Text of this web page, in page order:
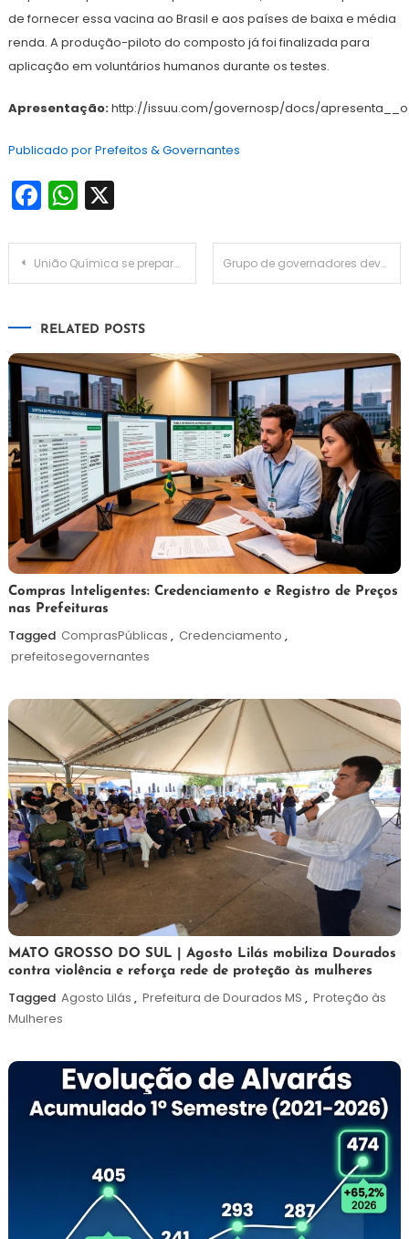
de fornecer essa vacina ao Brasil e aos países de baixa e média
renda. A produção-piloto do composto já foi finalizada para
aplicação em voluntários humanos durante os testes.
Apresentação:http://issuu.com/governosp/docs/
Publicado por Prefeitos & Governantes
Facebook
WhatsApp
X
Navegação
União Química se prepara para lançar Sputnik V e dispara contra Butantan e Fiocruz Grupo de governadores deve pedir afastamento de subprocuradora
RELATED POSTS
6
de
agosto
de
2026
Redação
Compras Inteligentes: Credenciamento e Registro de Preços
nas Prefeituras
Tagged ComprasPúblicas , Credenciamento ,
prefeitosegovernantes
5
de
agosto
de
Maurilio
MATO GROSSO DO SUL | Agosto Lilás mobiliza Dourados
contra violência e reforça rede de proteção às mulheres
Tagged Agosto Lilás , Prefeitura de Dourados MS , Proteção às
Mulheres